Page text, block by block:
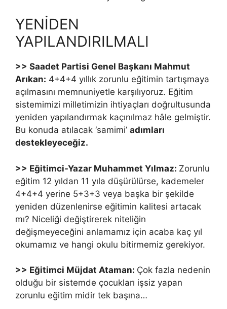
YENİDEN
YAPILANDIRILMALI
>> Saadet Partisi Genel Başkanı Mahmut
Arıkan: 4+4+4 yıllık zorunlu eğitimin tartışmaya
açılmasını memnuniyetle karşılıyoruz. Eğitim
sistemimizi milletimizin ihtiyaçları doğrultusunda
yeniden yapılandırmak kaçınılmaz hâle gelmiştir.
Bu konuda atılacak ‘samimi’ adımları
destekleyeceğiz.
>> Eğitimci-Yazar Muhammet Yılmaz: Zorunlu
eğitim 12 yıldan 11 yıla düşürülürse, kademeler
4+4+4 yerine 5+3+3 veya başka bir şekilde
yeniden düzenlenirse eğitimin kalitesi artacak
mı? Niceliği değiştirerek niteliğin
değişmeyeceğini anlamamız için acaba kaç yıl
okumamız ve hangi okulu bitirmemiz gerekiyor.
>> Eğitimci Müjdat Ataman: Çok fazla nedenin
olduğu bir sistemde çocukları işsiz yapan
zorunlu eğitim midir tek başına…